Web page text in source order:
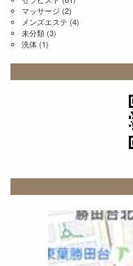
マッサージ (2)
メンズエステ (4)
未分類 (3)
洗体 (1)